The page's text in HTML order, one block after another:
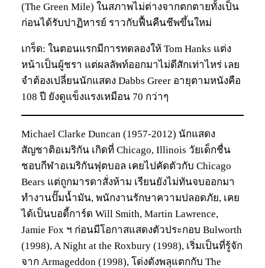
(The Green Mile) ในสภาพไม่ต่างจากตกตายทั้งเป็น
ก่อนได้รับปาฏิหารย์ ราวกับฟื้นคืนชีพขึ้นใหม่
เกร็ด: ในตอนแรกมีการทดลองให้ Tom Hanks แต่ง
หน้าเป็นผู้ชรา แต่ผลลัพท์ออกมาไม่ดีสักเท่าไหร่ เลย
จำต้องเปลี่ยนนักแสดง Dabbs Greer อายุตามหนังคือ
108 ปี ยังดูแข็งแรงเหมือน 70 กว่าๆ
Michael Clarke Duncan (1957-2012) นักแสดง
สัญชาติอเมริกัน เกิดที่ Chicago, Illinois วัยเด็กชื่น
ชอบกีฬาอเมริกันฟุตบอล เคยไปคัดตัวกับ Chicago
Bears แต่ถูกมารดาสั่งห้าม เรียนยังไม่ทันจบออกมา
ทำงานปั๊มน้ำมัน, พนักงานรักษาความปลอดภัย, เคย
ได้เป็นบอดี้การ์ด Will Smith, Martin Lawrence,
Jamie Fox ฯ ก่อนมีโอกาสแสดงตัวประกอบ Bulworth
(1998), A Night at the Roxbury (1998), เริ่มเป็นที่รู้จัก
จาก Armageddon (1998), โด่งดังพลุแตกกับ The